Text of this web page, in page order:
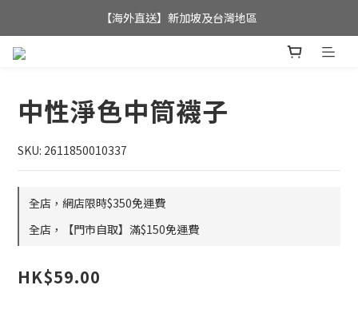
全店滿$350，即可享港澳地區免運費;
【海外直送】新加坡及台灣地區
中性淨色中筒襪子
SKU: 2611850010337
全店，網店限時$350免運費
全店，【門市自取】滿$150免運費
HK$59.00